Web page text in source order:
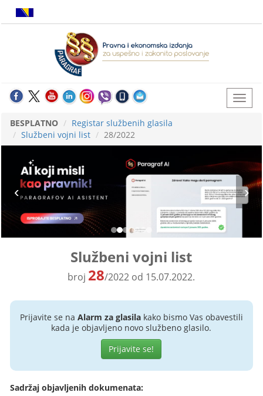
BESPLATNO
Registar službenih glasila
Službeni vojni list
28/2022
Službeni vojni list
broj 28/2022 od 15.07.2022.
Prijavite se na Alarm za glasilakako bismo Vas obavestili
kada je objavljeno novo službeno glasilo.
Prijavite se!
Sadržaj objavljenih dokumenata: